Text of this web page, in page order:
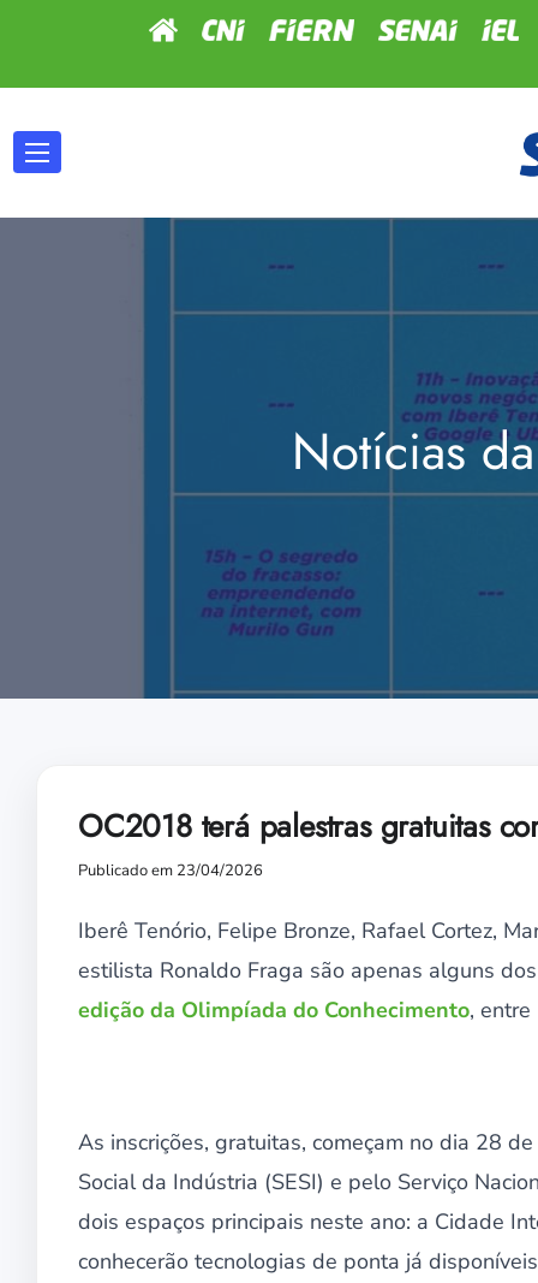
Notícias
OC2018 terá palestras gratuitas
Publicado em 23/04/2026
Iberê Tenório, Felipe Bronze, Rafael Cortez,
estilista Ronaldo Fraga são apenas alguns
edição da Olimpíada do Conhecimento,
As inscrições, gratuitas, começam no dia 28
Social da Indústria (SESI) e pelo Serviço
dois espaços principais neste ano: a Cidade
conhecerão tecnologias de ponta já